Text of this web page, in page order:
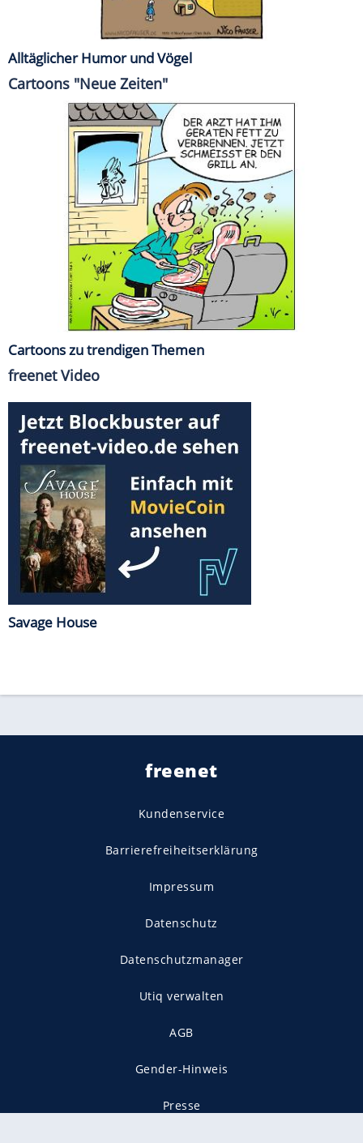
Alltäglicher Humor und Vögel
Cartoons "Neue Zeiten"
Cartoons zu trendigen Themen
freenet Video
Savage House
freenet
Kundenservice
Barrierefreiheitserklärung
Impressum
Datenschutz
Datenschutzmanager
Utiq verwalten
AGB
Gender-Hinweis
Presse